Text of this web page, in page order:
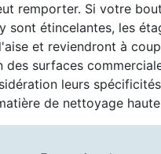
remporter. Si votre
sont étincelantes, les
et reviendront à
des surfaces
leurs
de nettoyage